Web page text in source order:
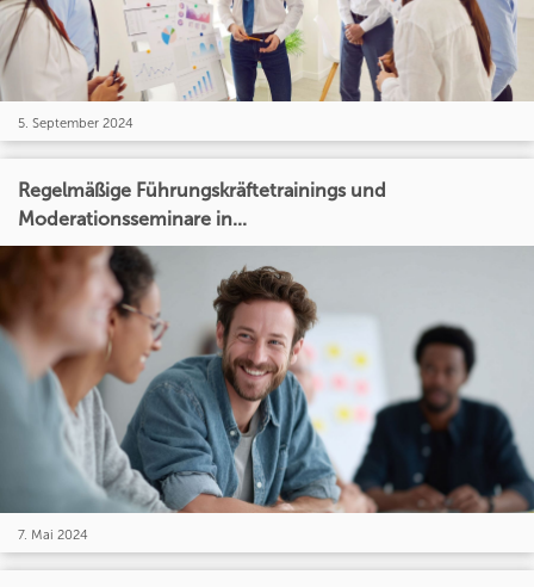
5. September 2024
Regelmäßige Führungskräftetrainings und
Moderationsseminare in...
7. Mai 2024